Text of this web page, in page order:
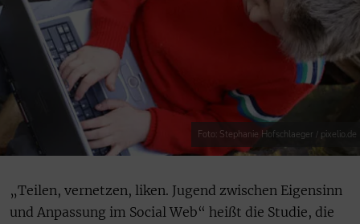
Foto: Stephanie Hofschlaeger / pixelio.de
„Teilen, vernetzen, liken. Jugend zwischen Eigensinn
und Anpassung im Social Web“ heißt die Studie, die